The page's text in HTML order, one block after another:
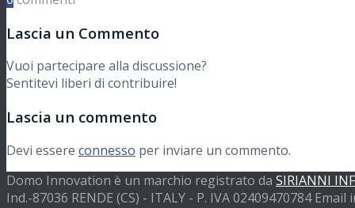
Partner
Contatti
Lascia un Commento
Vuoi partecipare alla discussione?
Sentitevi liberi di contribuire!
Lascia un commento
Devi essere connesso per inviare un commento.
Domo Innovation è un marchio registrato da SIRIANNI
Ind.-87036 RENDE (CS) - ITALY - P. IVA 02409470784